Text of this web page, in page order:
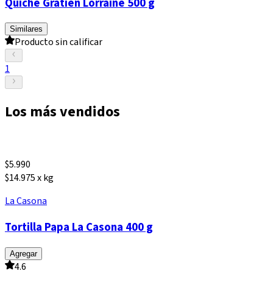
Similares
Producto sin calificar
1
Los más vendidos
$5.990
$14.975 x kg
La Casona
Tortilla Papa La Casona 400 g
Agregar
4.6